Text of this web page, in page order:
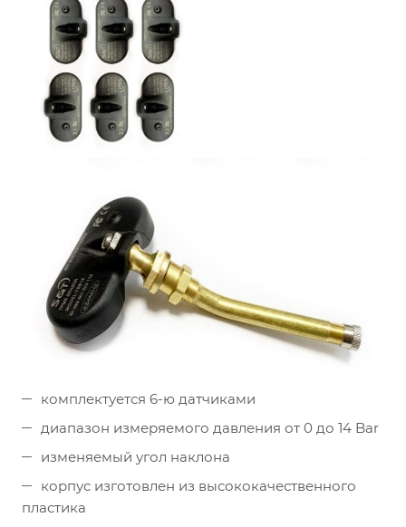
комплектуется 6-ю датчиками
диапазон измеряемого давления от 0 до 14 Bar
изменяемый угол наклона
корпус изготовлен из высококачественного
пластика